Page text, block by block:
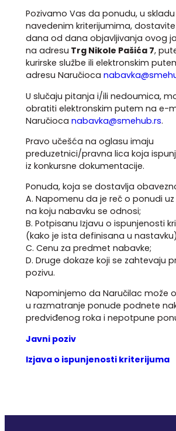
Pozivamo Vas da ponudu, u
navedenim kriterijumima, dostavite
dana od dana objavljivanja ovog
na adresu Trg Nikole Pašića 7,
kurirske službe ili elektronskim
adresu Naručioca
U slučaju pitanja i/ili nedoumica,
obratiti elektronskim putem na e-
Naručioca nabavka@smehub.rs.
Pravo učešća na oglasu imaju
preduzetnici/pravna lica koja
iz konkursne dokumentacije.
Ponuda, koja se dostavlja
A. Napomenu da je reč o ponudi
na koju nabavku se odnosi;
B. Potpisanu Izjavu o ispunjenosti
(kako je ista definisana u
C. Cenu za predmet nabavke;
D. Druge dokaze koji se zahtevaju
pozivu.
Napominjemo da Naručilac može
u razmatranje ponude podnete
predviđenog roka i nepotpune
Javni poziv
Izjava o ispunjenosti kriterijuma